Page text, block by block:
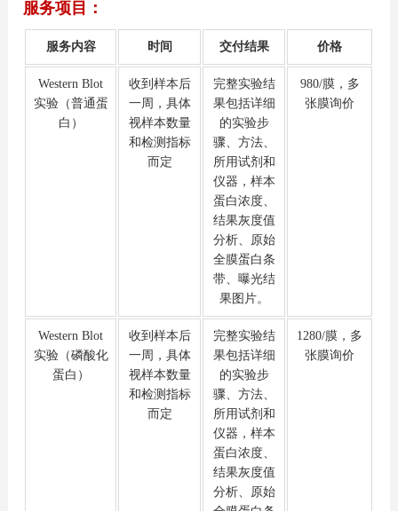
服务项目：
服务内容 时间 交付结果 价格
Western Blot
实验（普通蛋
白）
收到样本后
一周，具体
视样本数量
和检测指标
而定
完整实验结
果包括详细
的实验步
骤、方法、
所用试剂和
仪器，样本
蛋白浓度、
结果灰度值
分析、原始
全膜蛋白条
带、曝光结
果图片。
980/膜，多
张膜询价
Western Blot
实验（磷酸化
蛋白）
收到样本后
一周，具体
视样本数量
和检测指标
而定
完整实验结
果包括详细
的实验步
骤、方法、
所用试剂和
仪器，样本
蛋白浓度、
结果灰度值
分析、原始
1280/膜，多
张膜询价